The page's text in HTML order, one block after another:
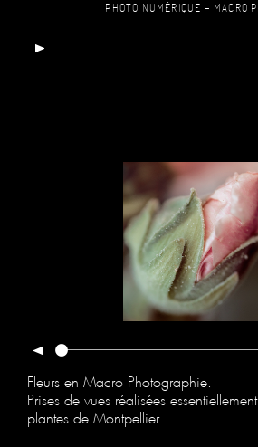
PHOTO NUMÉRIQUE - MACRO
Fleurs en Macro Photographie.
Prises de vues réalisées
plantes de Montpellier.